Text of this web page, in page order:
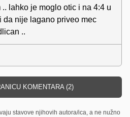
lahko je moglo otic i na 4:4 u
da nije lagano priveo mec
..
KOMENTARA (2)
stavove njihovih autora/ica, a ne nužno